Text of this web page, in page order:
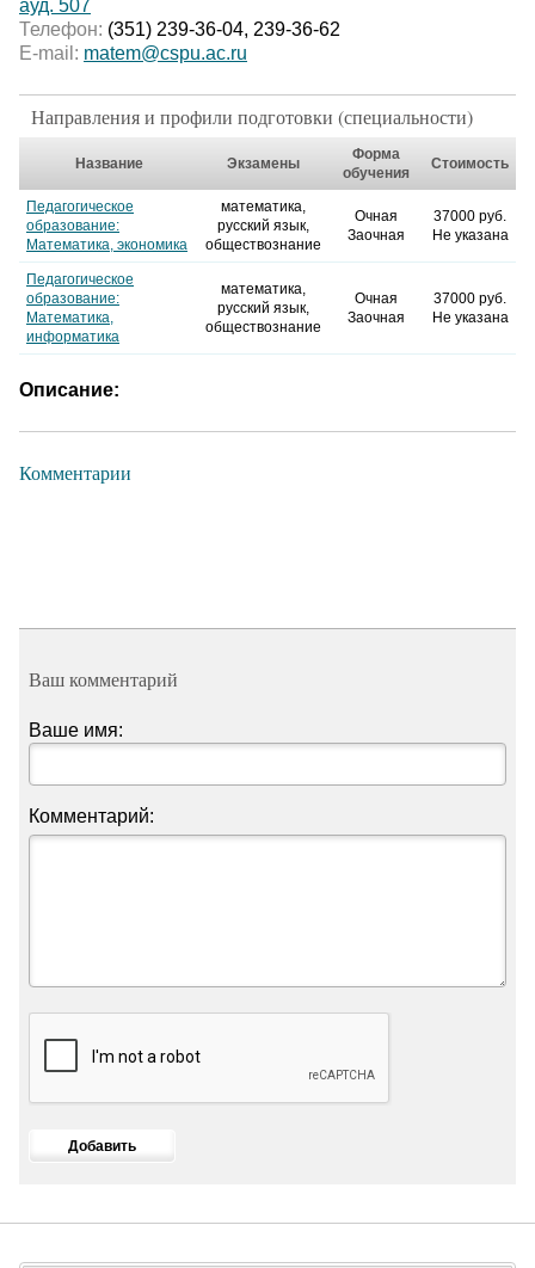
ауд. 507
Телефон: (351) 239-36-04, 239-36-62
E-mail: matem@cspu.ac.ru
Направления и профили подготовки (специальности)
Название Экзамены
Форма
обучения
Стоимость
Педагогическое
образование:
Математика, экономика
математика,
русский язык,
обществознание
Очная
Заочная
37000 руб.
Не указана
Педагогическое
образование:
Математика,
информатика
математика,
русский язык,
обществознание
Очная
Заочная
37000 руб.
Не указана
Описание:
Комментарии
Ваш комментарий
Ваше имя:
Комментарий: